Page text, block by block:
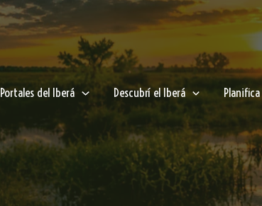
Portales del Iberá Descubrí el Iberá